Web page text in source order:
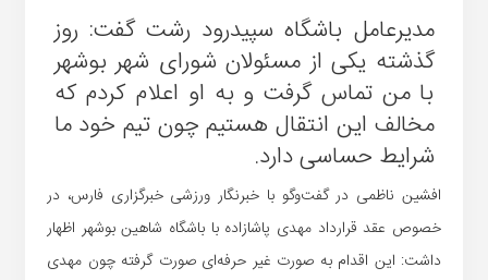
مدیرعامل باشگاه سپیدرود رشت گفت: روز
گذشته یکی از مسئولان شورای شهر بوشهر
با من تماس گرفت و به او اعلام کردم که
مخالف این انتقال هستیم چون تیم خود ما
شرایط حساسی دارد.
افشین ناظمی در گفت‌و‌گو با خبرنگار ورزشی خبرگزاری فارس، در
خصوص عقد قرارداد مهدی پاشازاده با باشگاه شاهین بوشهر اظهار
داشت: این اقدام به صورت غیر حرفه‌ای صورت گرفته چون مهدی